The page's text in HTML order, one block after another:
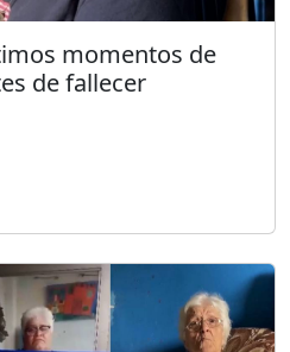
momentos de
de fallecer